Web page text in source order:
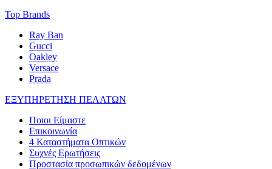
Top Brands
Ray Ban
Gucci
Oakley
Versace
Prada
ΕΞΥΠΗΡΕΤΗΣΗ ΠΕΛΑΤΩΝ
Ποιοι Είμαστε
Επικοινωνία
4 Καταστήματα Οπτικών
Συχνές Ερωτήσεις
Προστασία προσωπικών δεδομένων